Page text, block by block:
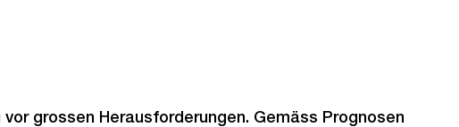
grossen Herausforderungen. Gemäss Prognosen